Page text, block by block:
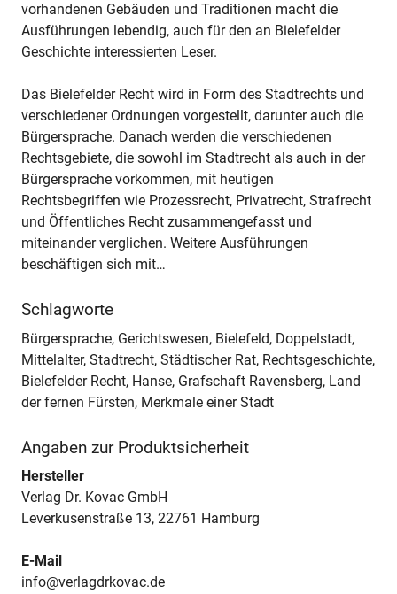
vorhandenen Gebäuden und Traditionen macht die
Ausführungen lebendig, auch für den an Bielefelder
Geschichte interessierten Leser.
Das Bielefelder Recht wird in Form des Stadtrechts und
verschiedener Ordnungen vorgestellt, darunter auch die
Bürgersprache. Danach werden die verschiedenen
Rechtsgebiete, die sowohl im Stadtrecht als auch in der
Bürgersprache vorkommen, mit heutigen
Rechtsbegriffen wie Prozessrecht, Privatrecht, Strafrecht
und Öffentliches Recht zusammengefasst und
miteinander verglichen. Weitere Ausführungen
beschäftigen sich mit…
Schlagworte
Bürgersprache, Gerichtswesen, Bielefeld, Doppelstadt,
Mittelalter, Stadtrecht, Städtischer Rat, Rechtsgeschichte,
Bielefelder Recht, Hanse, Grafschaft Ravensberg, Land
der fernen Fürsten, Merkmale einer Stadt
Angaben zur Produktsicherheit
Hersteller
Verlag Dr. Kovac GmbH
Leverkusenstraße 13, 22761 Hamburg
E-Mail
info@verlagdrkovac.de